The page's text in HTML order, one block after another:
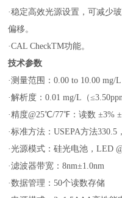
·稳定高效光源设置，可减少
偏移。
·CAL CheckTM功能。
技术参数
·测量范围：0.00 to 10.00 mg/
·解析度：0.01 mg/L（
·精度@25℃/77℉：读数 ±3% ±
·标准方法：USEPA方法330.5
·光源模式：硅光电池，LED
·滤波器带宽：8nm±1.0nm
·数据管理：50个读数存储